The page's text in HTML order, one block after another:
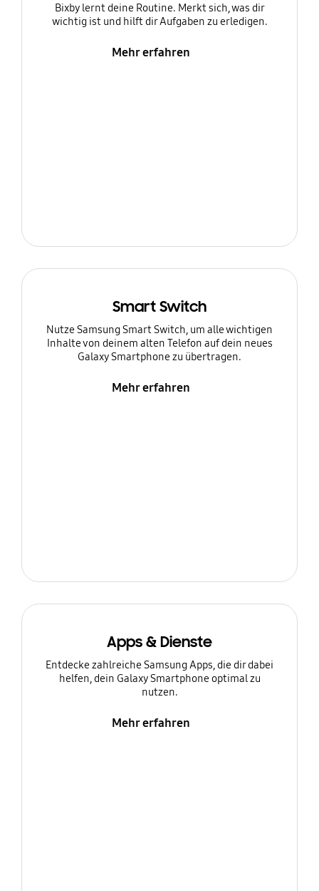
Bixby lernt deine Routine. Merkt sich, was dir
wichtig ist und hilft dir Aufgaben zu erledigen.
Mehr erfahren
Smart Switch
Nutze Samsung Smart Switch, um alle wichtigen
Inhalte von deinem alten Telefon auf dein neues
Galaxy Smartphone zu übertragen.
Mehr erfahren
Apps & Dienste
Entdecke zahlreiche Samsung Apps, die dir dabei
helfen, dein Galaxy Smartphone optimal zu
nutzen.
Mehr erfahren